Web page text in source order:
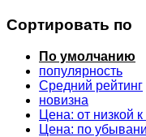
Сортировать по
По умолчанию
популярность
Средний рейтинг
новизна
Цена: от низкой
Цена: по